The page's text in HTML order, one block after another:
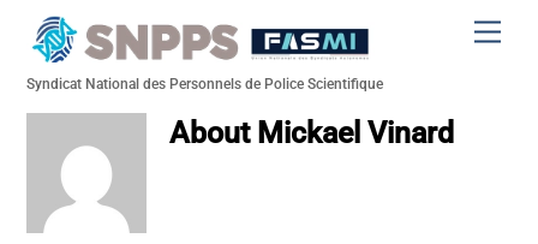
Syndicat National des Personnels de Police Scientifique
About Mickael Vinard